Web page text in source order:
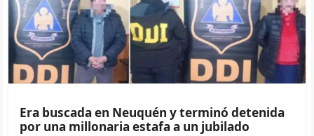
Era buscada en Neuquén y terminó detenida
por una millonaria estafa a un jubilado